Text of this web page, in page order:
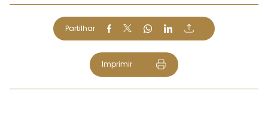
Partilhar
Imprimir